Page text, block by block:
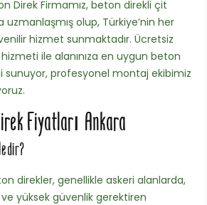
Direk Firmamız, beton direkli çit
olup, Türkiye’nin her
hizmet sunmaktadır. Ücretsiz
ile alanınıza en uygun beton
sunuyor, profesyonel montaj ekibimiz
Fiyatları Ankara
direkler, genellikle askeri alanlarda,
yüksek güvenlik gerektiren